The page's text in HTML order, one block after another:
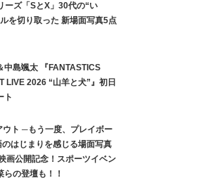
ーズ「SとX」30代の“い
を切り取った 新場面写真5点
中島颯太 『FANTASTICS
LIVE 2026 “山羊と犬”』初日
ト
ウト ─もう一度、プレイボー
はじまりを感じる場面写真
画公開記念！スポーツイベン
らの登壇も！！